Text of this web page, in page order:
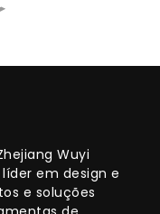
caso de
de
manual
regiões de
mais
para o
de talhas
Wuyi
em design e
e soluções